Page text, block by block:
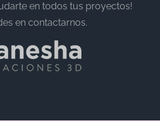
en todos tus proyectos!
en contactarnos.